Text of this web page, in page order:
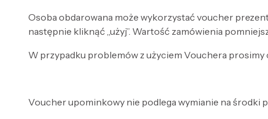
Osoba obdarowana może wykorzystać voucher
następnie kliknąć „użyj”. Wartość zamówienia
W przypadku problemów z użyciem Vouchera prosimy
Voucher upominkowy nie podlega wymianie na środki